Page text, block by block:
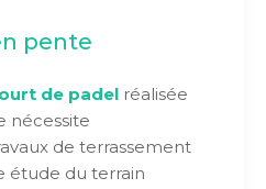
pente
de padel réalisée
nécessite
de terrassement
étude du terrain